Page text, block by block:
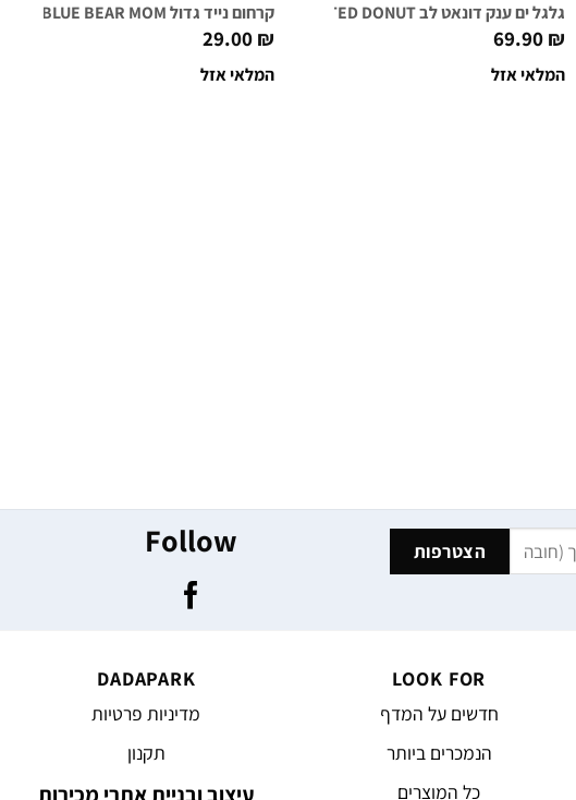
גלגל ים ענק דונאט לב GIANT FROSTED DONUT
69.90 ₪
המלאי אזל
קרחום נייד גדול BLUE BEAR MOM
29.00 ₪
המלאי אזל
Follow
LOOK FOR
חדשים על המדף
הנמכרים ביותר
כל המוצרים
DADAPARK
מדיניות פרטיות
תקנון
עיצוב ובניית אתרי מכירות